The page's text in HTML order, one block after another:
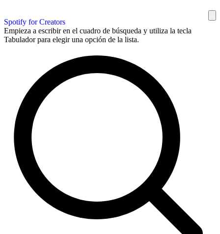
Spotify for Creators
Empieza a escribir en el cuadro de búsqueda y utiliza la tecla
Tabulador para elegir una opción de la lista.